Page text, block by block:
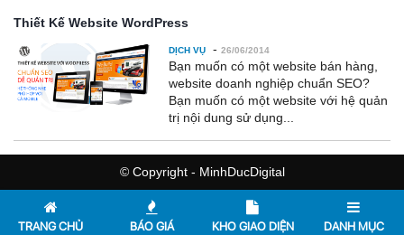
Thiết Kế Website WordPress
DỊCH VỤ - 26/06/2014
Bạn muốn có một website bán hàng,
website doanh nghiệp chuẩn SEO?
Bạn muốn có một website với hệ quản
trị nội dung sử dụng...
© Copyright - MinhDucDigital
TRANG CHỦ BÁO GIÁ KHO GIAO DIỆN DANH MỤC